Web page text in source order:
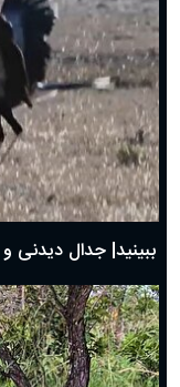
دعای روز پنجم ماه رمضان؛ ۴ اسفند ۱۴۰۴
دعای روز چهارم ماه مبارک رمضان؛ ۳
دعای روز سوم ماه مبارک رمضان؛ ۱۴
دعای روز دوم ماه مبارک رمضان ۱ اسفند
دعای روز اول ماه مبارک رمضان، ۳۰
حضرت زینب(س) چگونه از
بهترین پیامک تبریک روز پدر ۱۴۰۴؛ جملات زیبا و
ببینید| جدال دیدنی